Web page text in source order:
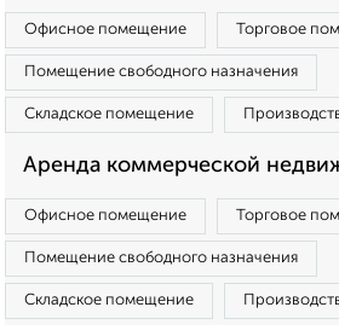
Офисное помещение Торговое
Помещение свободного назначения
Складское помещение
Аренда коммерческой
Офисное помещение Торговое
Помещение свободного назначения
Складское помещение